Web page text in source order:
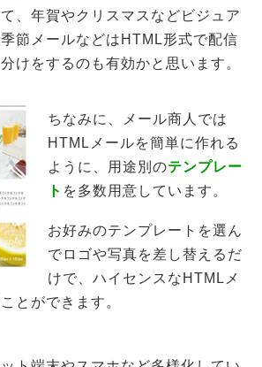
、年賀やクリスマスなどビジュア
節メールなどはHTML形式で配信
けをするのも有効かと思います。
ちなみに、メール商人では
HTMLメールを簡単に作れる
ように、用途別のテンプレー
ト を多数用意しています。
お好みのテンプレートを選ん
でロゴや写真を差し替えるだ
けで、ハイセンスなHTMLメ
とができます。